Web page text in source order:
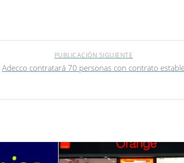
PUBLICACIÓN SIGUIENTE
Adecco contratará 70 personas con contrato